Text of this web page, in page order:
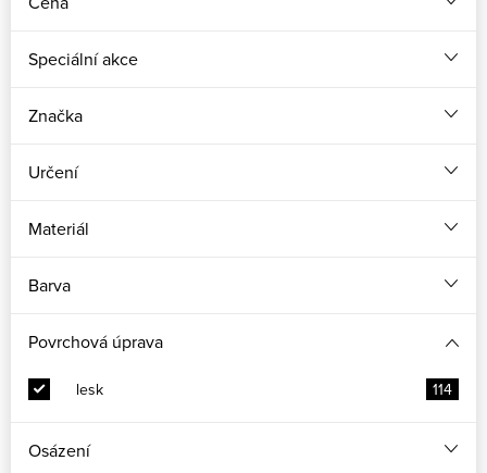
Speciální akce
Značka
Určení
Materiál
Barva
Povrchová úprava
lesk 114
Osázení